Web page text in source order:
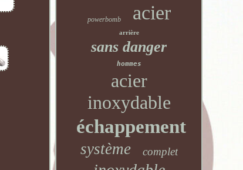
powerbomb acier
arrière
sans danger
hommes
acier
inoxydable
échappement
système complet